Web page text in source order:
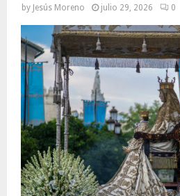
by Jesús Moreno julio 29, 2026 0